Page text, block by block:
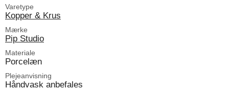
Varetype
Kopper & Krus
Mærke
Pip Studio
Materiale
Porcelæn
Plejeanvisning
Håndvask anbefales